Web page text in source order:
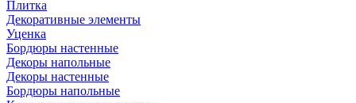
Плитка
Декоративные элементы
Уценка
Бордюры настенные
Декоры напольные
Декоры настенные
Бордюры напольные